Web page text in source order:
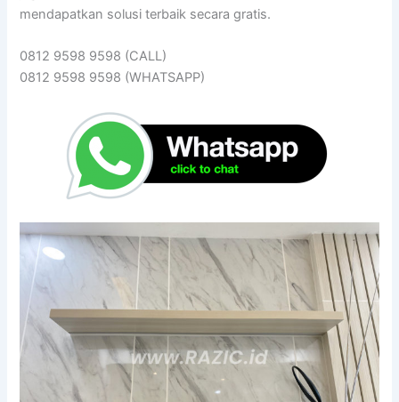
mendapatkan solusi terbaik secara gratis.
0812 9598 9598 (CALL)
0812 9598 9598 (WHATSAPP)